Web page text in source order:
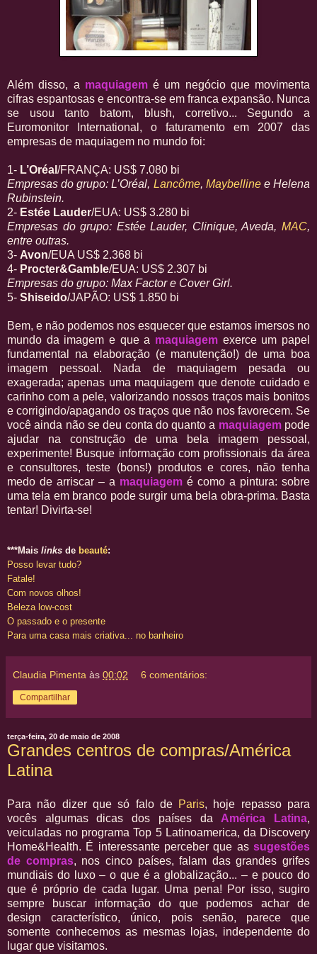
Além disso, a maquiagemé um negócio que movimenta
cifras espantosas e encontra-se em franca expansão. Nunca
se usou tanto batom, blush, corretivo... Segundo a
Euromonitor International, o faturamento em 2007 das
empresas de maquiagem no mundo foi:
1- L’Oréal /FRANÇA: US$ 7.080 bi
Empresas do grupo: L’Oréal, Lancôme, Maybellinee Helena
Rubinstein.
2- Estée Lauder/EUA: US$ 3.280 bi
Empresas do grupo: Estée Lauder, Clinique, Aveda, MAC,
entre outras.
3- Avon/EUA US$ 2.368 bi
4- Procter&Gamble/EUA: US$ 2.307 bi
Empresas do grupo: Max Factor e Cover Girl.
5- Shiseido/JAPÃO: US$ 1.850 bi
Bem, e não podemos nos esquecer que estamos imersos no
mundo da imagem e que a maquiagem exerce um papel
fundamental na elaboração (e manutenção!) de uma boa
imagem pessoal. Nada de maquiagem pesada ou
exagerada; apenas uma maquiagem que denote cuidado e
carinho com a pele, valorizando nossos traços mais bonitos
e corrigindo/apagando os traços que não nos favorecem. Se
você ainda não se deu conta do quanto a maquiagempode
ajudar na construção de uma bela imagem pessoal,
experimente! Busque informação com profissionais da área
e consultores, teste (bons!) produtos e cores, não tenha
medo de arriscar – a maquiagem é como a pintura: sobre
uma tela em branco pode surgir uma bela obra-prima. Basta
tentar! Divirta-se!
***Mais links de beauté:
Posso levar tudo?
Fatale!
Com novos olhos!
Beleza low-cost
O passado e o presente
Para uma casa mais criativa... no banheiro
Claudia Pimenta às 00:02 6 comentários:
Compartilhar
terça-feira, 20 de maio de 2008
Grandes centros de compras/América
Latina
Para não dizer que só falo de Paris, hoje repasso para
vocês algumas dicas dos países da América Latina,
veiculadas no programa Top 5 Latinoamerica, da Discovery
Home&Health. É interessante perceber que as sugestões
de compras, nos cinco países, falam das grandes grifes
mundiais do luxo – o que é a globalização... – e pouco do
que é próprio de cada lugar. Uma pena! Por isso, sugiro
sempre buscar informação do que podemos achar de
design característico, único, pois senão, parece que
somente conhecemos as mesmas lojas, independente do
lugar que visitamos.